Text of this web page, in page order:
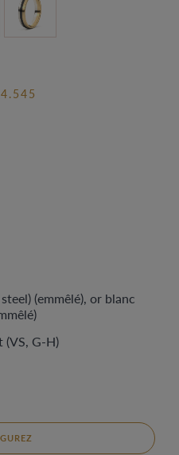
(emmêlé), or blanc
(VS, G-H)